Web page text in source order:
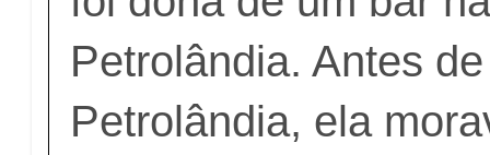
Petrolândia. Antes
Petrolândia, ela